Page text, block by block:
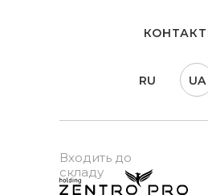
RU UA
Входить до
складу